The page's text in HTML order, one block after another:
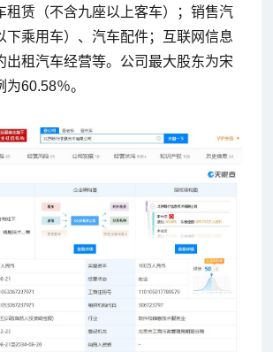
租赁（不含九座以上客车）；销售汽
下乘用车）、汽车配件；互联网信息
出租汽车经营等。公司最大股东为宋
60.58％。